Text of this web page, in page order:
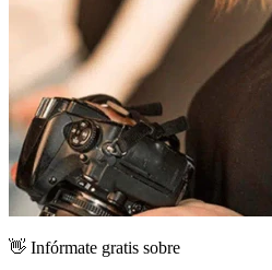
👋 Infórmate gratis sobre